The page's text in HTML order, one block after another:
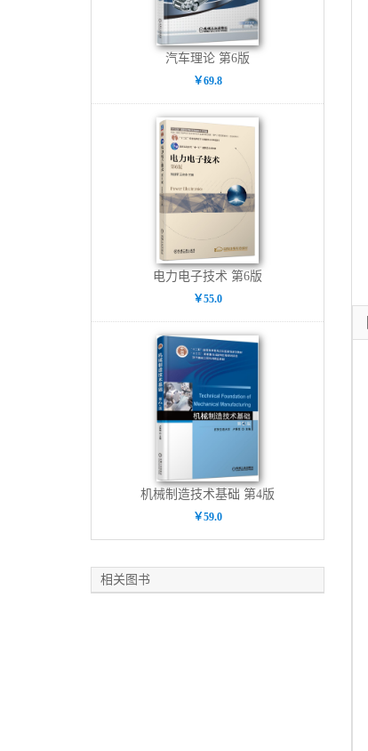
汽车理论 第6版
￥69.8
电力电子技术 第6版
￥55.0
机械制造技术基础 第4版
￥59.0
相关图书